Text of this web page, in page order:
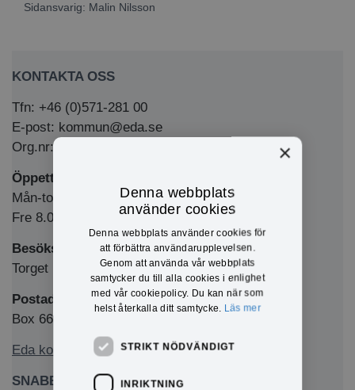
Sidansvarig: Malin Nilsson
KONTAKTA OSS
Tfn: +46 (0)571-281 00
E-post: kommun@eda.se
Org.nr: 212000-1769
Öppettider Medborgarkontor/växel
Mån-tors 8.00-12.00 & 13.00-16.00
Fre 8.00-12.00 & 13.00-15.00
Besöksadress
Torget 1, 673 32 Charlottenberg
Postadress
Box 66, 673 22 Charlottenberg
Eda kommun på Facebook
SNABBLÄNKAR
×
Denna webbplats
använder cookies
Denna webbplats använder cookies för
att förbättra användarupplevelsen.
Genom att använda vår webbplats
samtycker du till alla cookies i enlighet
med vår cookiepolicy. Du kan när som
helst återkalla ditt samtycke. Läs mer
STRIKT NÖDVÄNDIGT
INRIKTNING